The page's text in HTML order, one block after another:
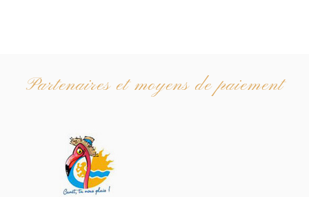
Partenaires et moyens de paiement